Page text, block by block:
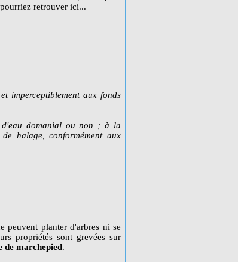
retrouver ici...
imperceptiblement aux fonds
domanial ou non ; à la
halage, conformément aux
planter d'arbres ni se
propriétés sont grevées sur
de marchepied.